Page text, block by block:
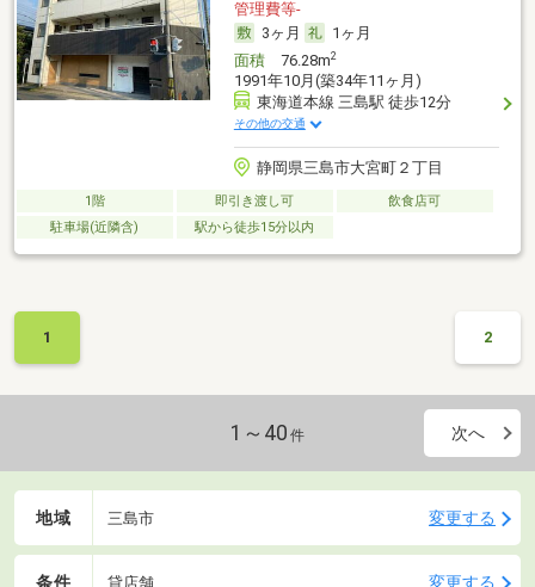
管理費等-
3ヶ月
1ヶ月
面積76.28m2
1991年10月(築34年11ヶ月)
東海道本線 三島駅 徒歩12分
その他の交通
静岡県三島市大宮町２丁目
1階 即引き渡し可
飲食店可
駐車場(近隣含)
駅から徒歩15分以内
1 2
1～40 件 次へ
地域 三島市 変更する
条件 貸店舗 変更する